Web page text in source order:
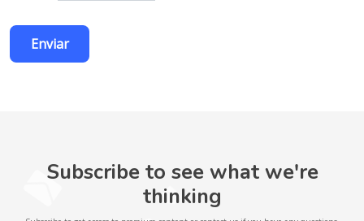
Subscribe to see what we're
thinking